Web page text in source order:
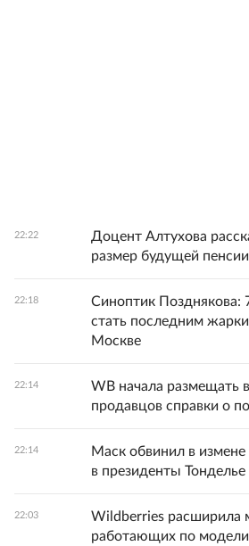
22:22
Доцент Алтухова
размер будущей пенсии
22:18
Синоптик Позднякова:
стать последним
Москве
22:14
WB начала размещать
продавцов справки о
22:14
Маск обвинил в
в президенты Тонделье
22:03
Wildberries расширила
работающих по модели